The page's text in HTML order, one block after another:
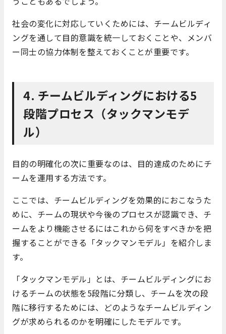
社会の変化に対応していくためには、チームビルディ
ングを通して目的意識を統一しておくことや、メンバ
ー同士の協力体制を整えておくことが重要です。
4. チームビルディングにおける5
段階プロセス（タックマンモデ
ル）
目的の明確化の次に重要なのは、目的達成のためにチ
ームを運用する方法です。
ここでは、チームビルディングを効果的におこなうた
めに、チームの現状や今後のプロセスが認識でき、チ
ームをより機能させるにはこれから何をすべきかを把
握することができる「タックマンモデル」を紹介しま
す。
「タックマンモデル」とは、チームビルディングにお
けるチームの状態を5段階に分類し、チームを次の段
階に移行するためには、どのようなチームビルディン
グが求められるのかを明確にしたモデルです。